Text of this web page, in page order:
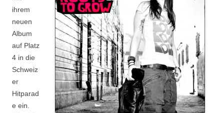
ihrem
neuen
Album
auf Platz
4 in die
Schweiz
er
Hitparad
e ein.